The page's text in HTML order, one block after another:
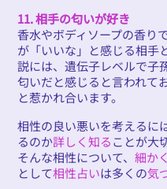
11. 相手の匂いが好き
香水やボディソープの香り
が「いいな」と感じる相手
説には、遺伝子レベルで子
匂いだと感じると言われて
と惹かれ合います。
相性の良い悪いを考えるに
るのか詳しく知ることが大
そんな相性について、細か
として相性占いは多くの気